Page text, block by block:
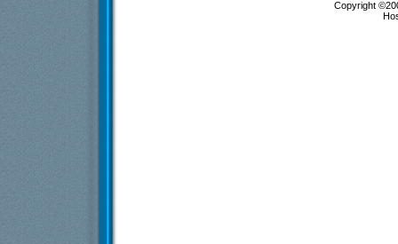
Copyright